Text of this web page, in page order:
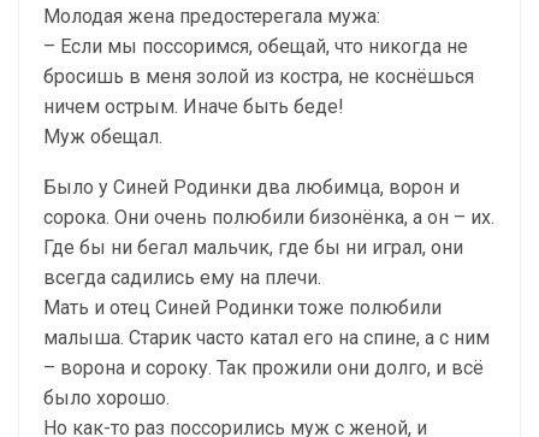
Молодая жена предостерегала мужа:
– Если мы поссоримся, обещай, что никогда не
бросишь в меня золой из костра, не коснёшься
ничем острым. Иначе быть беде!
Муж обещал.
Было у Синей Родинки два любимца, ворон и
сорока. Они очень полюбили бизонёнка, а он – их.
Где бы ни бегал мальчик, где бы ни играл, они
всегда садились ему на плечи.
Мать и отец Синей Родинки тоже полюбили
малыша. Старик часто катал его на спине, а с ним
– ворона и сороку. Так прожили они долго, и всё
было хорошо.
Но как-то раз поссорились муж с женой, и